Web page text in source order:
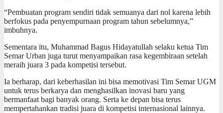
“Pembuatan program sendiri tidak semuanya dari nol karena lebih
berfokus pada penyempurnaan program tahun sebelumnya,”
imbuhnya.
Sementara itu, Muhammad Bagus Hidayatullah selaku ketua Tim
Semar Urban juga turut menyampaikan rasa kegembiraan setelah
meraih juara 3 pada kompetisi tersebut.
Ia berharap, dari keberhasilan ini bisa memotivasi Tim Semar UGM
untuk terus berkarya dan menghasilkan inovasi baru yang
bermanfaat bagi banyak orang. Serta ke depan bisa terus
mempertahankan tradisi juara di kompetisi internasional lainnya.